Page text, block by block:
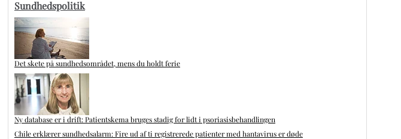
Sundhedspolitik
Det skete på sundhedsområdet, mens du holdt ferie
Ny database er i drift: Patientskema bruges stadig for lidt i psoriasisbehandlingen
Chile erklærer sundhedsalarm: Fire ud af ti registrerede patienter med hantavirus er døde